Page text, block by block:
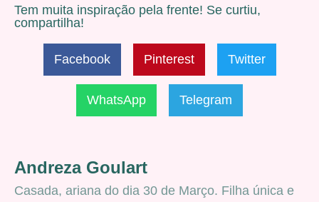
Tem muita inspiração pela frente! Se curtiu,
compartilha!
Facebook Pinterest Twitter
WhatsApp Telegram
Andreza Goulart
Casada, ariana do dia 30 de Março. Filha única e